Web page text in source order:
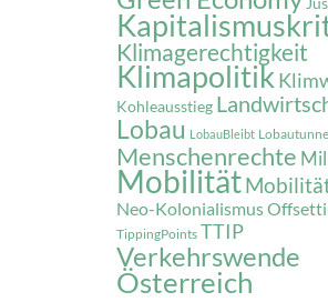
Klimagerechtigkeit
Klimapolitik
Kohleausstieg
Lobau LobauBleibt
Menschenrechte
Mobilität
Neo-Kolonialismus
TippingPoints TTIP
Verkehrswende
Österreich